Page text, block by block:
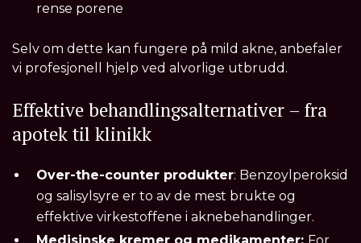
rense porene
Selv om dette kan fungere på mild akne, anbefaler
vi profesjonell hjelp ved alvorlige utbrudd.
Effektive behandlingsalternativer – fra
apotek til klinikk
Over-the-counter produkter: Benzoylperoksid
og salisylsyre er to av de mest brukte og
effektive virkestoffene i aknebehandlinger.